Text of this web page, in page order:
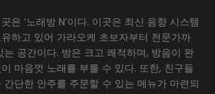
은 ‘노래방 N’이다. 이곳은 최신 음향 시스템
하고 있어 가라오케 초보자부터 전문가까
공간이다. 방은 크고 쾌적하며, 방음이 완
마음껏 노래를 부를 수 있다. 또한, 친구들
단한 안주를 주문할 수 있는 메뉴가 마련되